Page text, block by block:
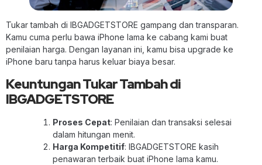
Tukar tambah di IBGADGETSTORE gampang dan transparan.
Kamu cuma perlu bawa iPhone lama ke cabang kami buat
penilaian harga. Dengan layanan ini, kamu bisa upgrade ke
iPhone baru tanpa harus keluar biaya besar.
Keuntungan Tukar Tambah di
IBGADGETSTORE
Proses Cepat: Penilaian dan transaksi selesai
dalam hitungan menit.
Harga Kompetitif: IBGADGETSTORE kasih
penawaran terbaik buat iPhone lama kamu.